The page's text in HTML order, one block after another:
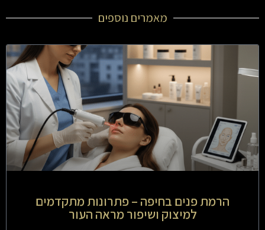
מאמרים נוספים
הרמת פנים בחיפה – פתרונות מתקדמים
למיצוק ושיפור מראה העור